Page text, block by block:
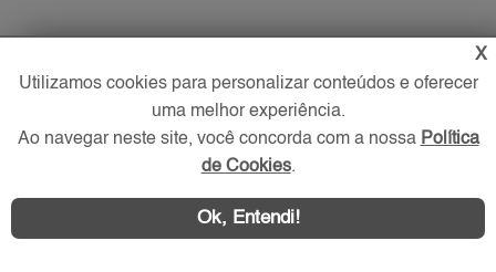
X
Utilizamos cookies para personalizar conteúdos e oferecer
uma melhor experiência.
Ao navegar neste site, você concorda com a nossa Política
de Cookies.
Ok, Entendi!